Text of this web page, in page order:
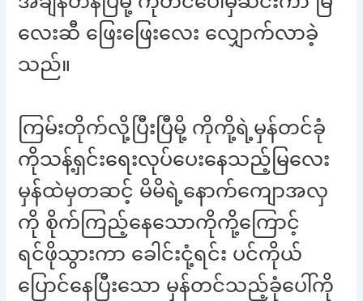
လေးဆီ ဖြေးဖြေးလေး လျှောက်လာခဲ့
သည်။
ကြမ်းတိုက်လို့ပြီးပြီမို့ ကိုကို့ရဲ့မှန်တင်ခုံ
ကိုသန့်ရှင်းရေးလုပ်ပေးနေသည့်မြလေး
မှန်ထဲမှတဆင့် မိမိရဲ့နောက်ကျောအလှ
ကို စိုက်ကြည့်နေသောကိုကို့ကြောင့်
ရင်ဖိုသွားကာ ခေါင်းငုံ့ရင်း ပင်ကိုယ်
ပြောင်နေပြီးသော မှန်တင်သည့်ခုံပေါ်ကို